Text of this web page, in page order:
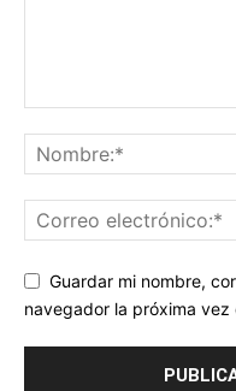
Guardar mi nombre,
navegador la próxima vez